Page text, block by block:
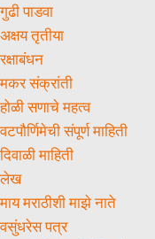
गुढी पाडवा
अक्षय तृतीया
रक्षाबंधन
मकर संक्रांती
होळी सणाचे महत्व
वटपौर्णिमेची संपूर्ण माहिती
दिवाळी माहिती
लेख
माय मराठीशी माझे नाते
वसुंधरेस पत्र